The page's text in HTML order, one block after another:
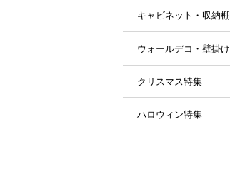
キャビネット・収納棚
ウォールデコ・壁掛け
クリスマス特集
ハロウィン特集